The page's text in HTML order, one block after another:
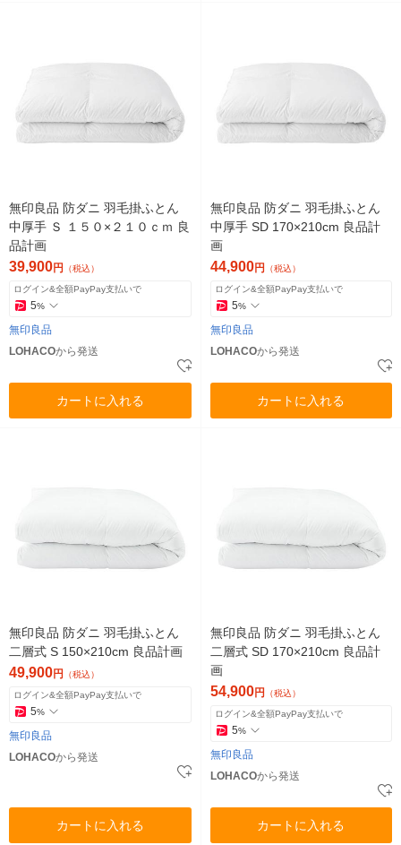
無印良品 防ダニ 羽毛掛ふとん
中厚手 Ｓ １５０×２１０ｃｍ 良
品計画
39,900円 （税込）
ログイン&全額PayPay支払いで
5%
無印良品
LOHACOから発送
カートに入れる
無印良品 防ダニ 羽毛掛ふとん
中厚手 SD 170×210cm 良品計
画
44,900円 （税込）
ログイン&全額PayPay支払いで
5%
無印良品
LOHACOから発送
カートに入れる
無印良品 防ダニ 羽毛掛ふとん
二層式 S 150×210cm 良品計画
49,900円 （税込）
ログイン&全額PayPay支払いで
5%
無印良品
LOHACOから発送
カートに入れる
無印良品 防ダニ 羽毛掛ふとん
二層式 SD 170×210cm 良品計
画
54,900円 （税込）
ログイン&全額PayPay支払いで
5%
無印良品
LOHACOから発送
カートに入れる